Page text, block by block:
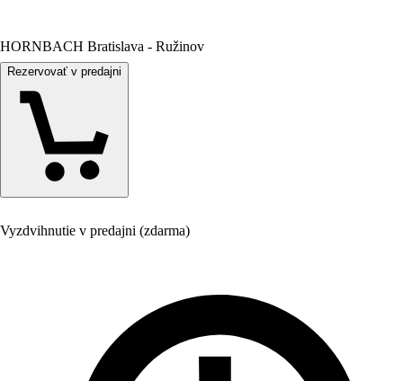
HORNBACH Bratislava - Ružinov
Rezervovať v predajni
Vyzdvihnutie v predajni (zdarma)